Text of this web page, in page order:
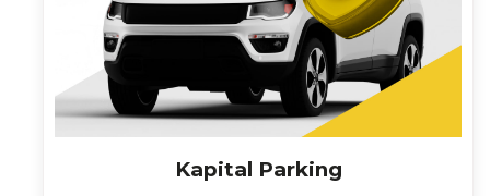
Kapital Parking